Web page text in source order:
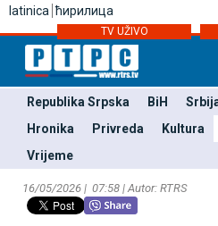
latinica ћирилица
TV UŽIVO
Republika Srpska BiH
Hronika
Privreda Kultura
Vrijeme
16/05/2026 | 07:58 | Autor: RTRS